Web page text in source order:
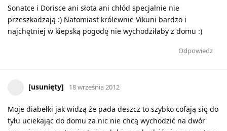
Sonatce i Dorisce ani słota ani chłód specjalnie nie
przeszkadzają :) Natomiast królewnie Vikuni bardzo i
najchętniej w kiepską pogodę nie wychodziłaby z domu :)
Odpowiedz
[usunięty] 18 września 2012
Moje diabełki jak widzą że pada deszcz to szybko cofają się do
tyłu uciekając do domu za nic nie chcą wychodzić na dwór